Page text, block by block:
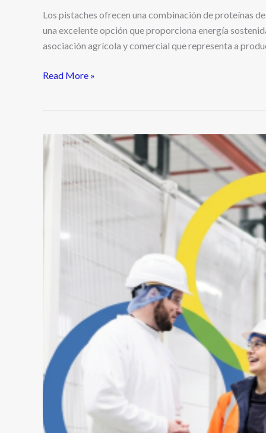
Los pistaches ofrecen una combinación de proteínas
una excelente opción que proporciona energía
asociación agrícola y comercial que representa a
Read More »
Ingredion
reconocida
como
Empresa